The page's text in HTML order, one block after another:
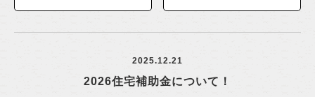
2025.12.21
2026住宅補助金について！